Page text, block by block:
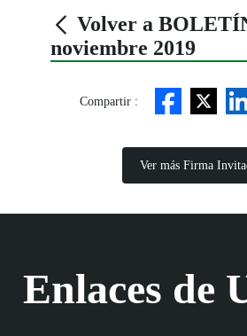
Volver a
noviembre 2019
Compartir :
Ver más Firma
Enlaces de